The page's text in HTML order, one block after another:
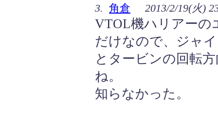
3. 角倉 2013/2/19(火)
VTOL機ハリアーの
だけなので、ジャ
とタービンの回転
ね。
知らなかった。